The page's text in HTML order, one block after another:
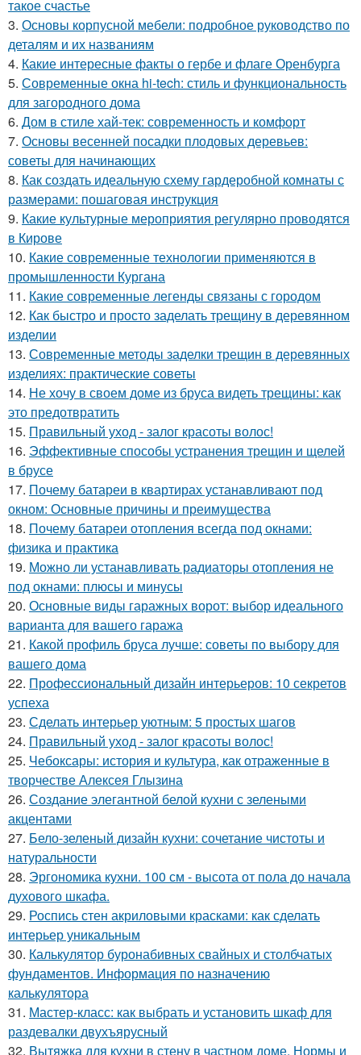
такое счастье
3. Основы корпусной мебели: подробное руководство по
деталям и их названиям
4. Какие интересные факты о гербе и флаге Оренбурга
5. Современные окна hi-tech: стиль и функциональность
для загородного дома
6. Дом в стиле хай-тек: современность и комфорт
7. Основы весенней посадки плодовых деревьев:
советы для начинающих
8. Как создать идеальную схему гардеробной комнаты с
размерами: пошаговая инструкция
9. Какие культурные мероприятия регулярно проводятся
в Кирове
10. Какие современные технологии применяются в
промышленности Кургана
11. Какие современные легенды связаны с городом
12. Как быстро и просто заделать трещину в деревянном
изделии
13. Современные методы заделки трещин в деревянных
изделиях: практические советы
14. Не хочу в своем доме из бруса видеть трещины: как
это предотвратить
15. Правильный уход - залог красоты волос!
16. Эффективные способы устранения трещин и щелей
в брусе
17. Почему батареи в квартирах устанавливают под
окном: Основные причины и преимущества
18. Почему батареи отопления всегда под окнами:
физика и практика
19. Можно ли устанавливать радиаторы отопления не
под окнами: плюсы и минусы
20. Основные виды гаражных ворот: выбор идеального
варианта для вашего гаража
21. Какой профиль бруса лучше: советы по выбору для
вашего дома
22. Профессиональный дизайн интерьеров: 10 секретов
успеха
23. Сделать интерьер уютным: 5 простых шагов
24. Правильный уход - залог красоты волос!
25. Чебоксары: история и культура, как отраженные в
творчестве Алексея Глызина
26. Создание элегантной белой кухни с зелеными
акцентами
27. Бело-зеленый дизайн кухни: сочетание чистоты и
натуральности
28. Эргономика кухни. 100 см - высота от пола до начала
духового шкафа.
29. Роспись стен акриловыми красками: как сделать
интерьер уникальным
30. Калькулятор буронабивных свайных и столбчатых
фундаментов. Информация по назначению
калькулятора
31. Мастер-класс: как выбрать и установить шкаф для
раздевалки двухъярусный
32. Вытяжка для кухни в стену в частном доме. Нормы и